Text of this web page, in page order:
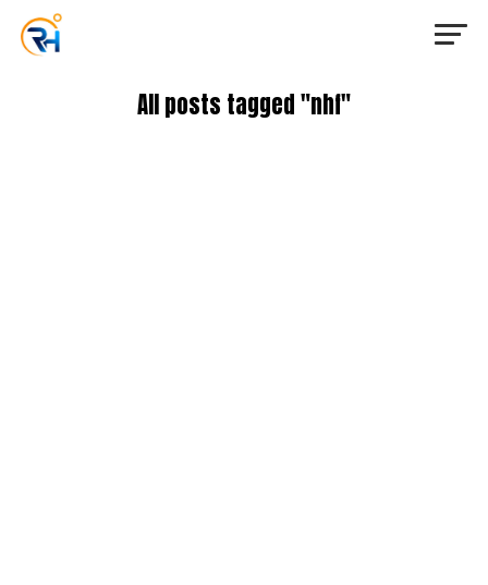
All posts tagged "nhf"